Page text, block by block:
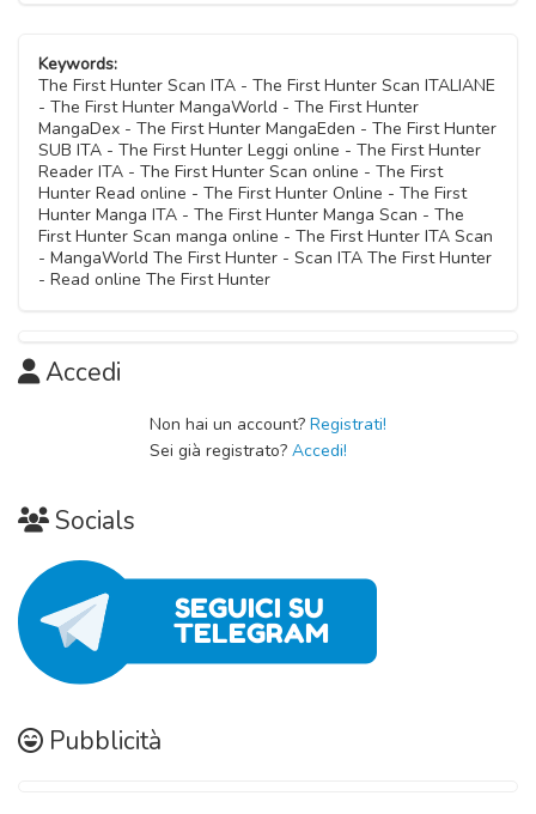
Keywords:
The First Hunter Scan ITA - The First Hunter Scan ITALIANE
- The First Hunter MangaWorld - The First Hunter
MangaDex - The First Hunter MangaEden - The First Hunter
SUB ITA - The First Hunter Leggi online - The First Hunter
Reader ITA - The First Hunter Scan online - The First
Hunter Read online - The First Hunter Online - The First
Hunter Manga ITA - The First Hunter Manga Scan - The
First Hunter Scan manga online - The First Hunter ITA Scan
- MangaWorld The First Hunter - Scan ITA The First Hunter
- Read online The First Hunter
Accedi
Non hai un account? Registrati!
Sei già registrato? Accedi!
Socials
Pubblicità